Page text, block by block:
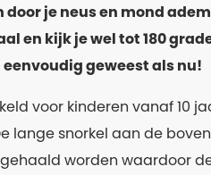
je neus en mond
en kijk je wel tot 180
geweest als nu!
voor kinderen vanaf 10
lange snorkel aan de
worden waardoor